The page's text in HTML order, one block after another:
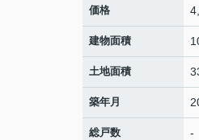
価格
建物面積
土地面積
築年月
総戸数 -